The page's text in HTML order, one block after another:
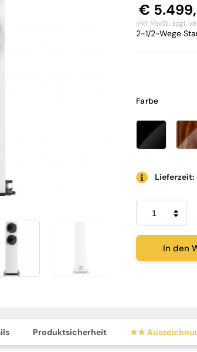
€
inkl. MwSt.,zzgl.
2-1/2-Wege
Farbe
Lieferzeit:
Fyne
Audio
F502
SP
In den
Produktsicherheit ★★